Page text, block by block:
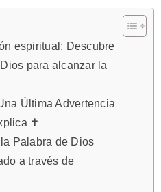
espiritual: Descubre
para alcanzar la
Última Advertencia
✝️
Palabra de Dios
a través de